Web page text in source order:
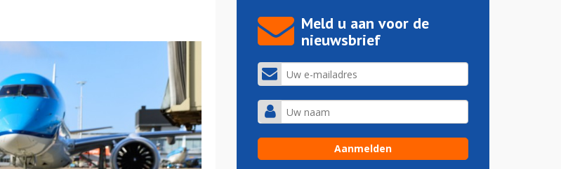
Meld u aan voor de
nieuwsbrief